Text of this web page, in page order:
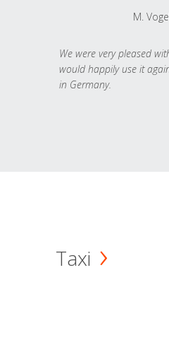
M.
We were very pleased
would happily use it
in Germany.
Taxi